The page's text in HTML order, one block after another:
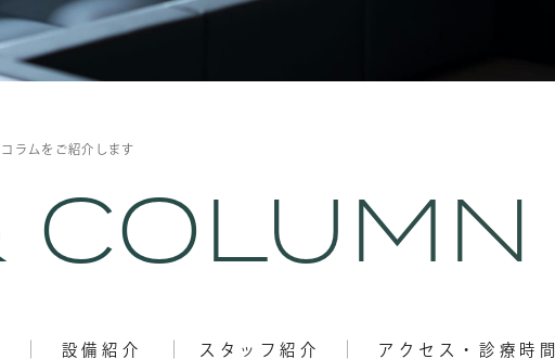
コラムをご紹介します
COLUMN
設備紹介 スタッフ紹介 アクセス・診療時間
リハビリテーション からだケア